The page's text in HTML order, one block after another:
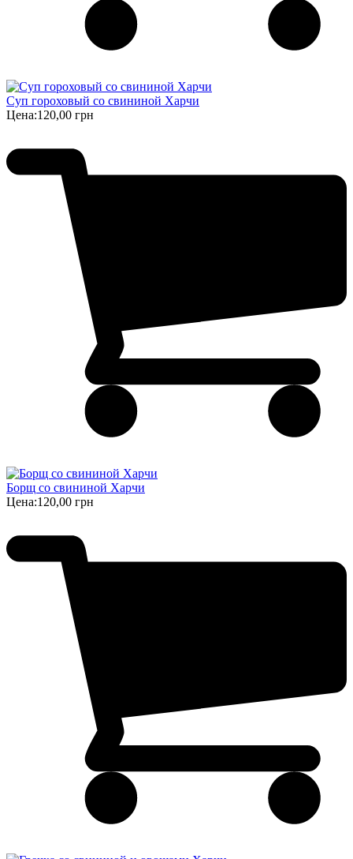
Суп гороховый со свининой Харчи
Цена:120,00 грн
Борщ cо свининой Харчи
Цена:120,00 грн